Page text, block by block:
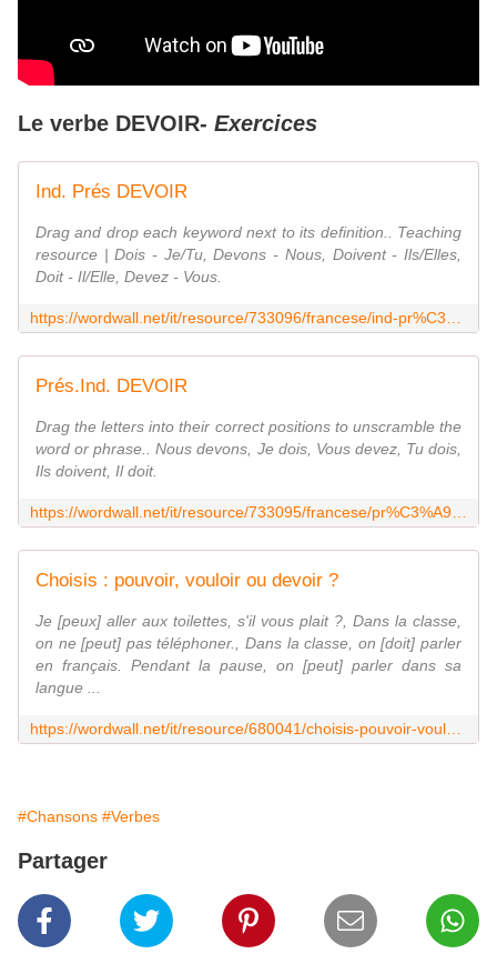
Le verbe DEVOIR- Exercices
Ind. Prés DEVOIR
Drag and drop each keyword next to its definition.. Teaching
resource | Dois - Je/Tu, Devons - Nous, Doivent - Ils/Elles,
Doit - Il/Elle, Devez - Vous.
Prés.Ind. DEVOIR
Drag the letters into their correct positions to unscramble the
word or phrase.. Nous devons, Je dois, Vous devez, Tu dois,
Ils doivent, Il doit.
Choisis : pouvoir, vouloir ou devoir ?
Je [peux] aller aux toilettes, s'il vous plait ?, Dans la classe,
on ne [peut] pas téléphoner., Dans la classe, on [doit] parler
en français. Pendant la pause, on [peut] parler dans sa
langue ...
#Chansons #Verbes
Partager